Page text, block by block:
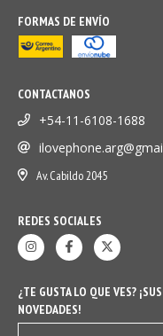
FORMAS DE ENVÍO
CONTACTANOS
+54-11-6108-1688
Av. Cabildo 2045
REDES SOCIALES
¿TE GUSTA LO QUE VES?
NOVEDADES!